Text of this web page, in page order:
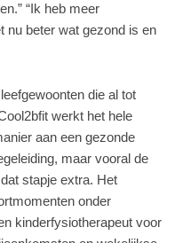
“Ik heb meer
nu beter wat gezond is en
die al tot
werkt het hele
aan een gezonde
maar vooral de
stapje extra. Het
onder
kinderfysiotherapeut voor